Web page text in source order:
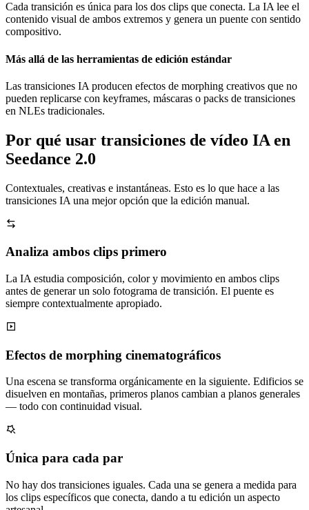
Cada transición es única para los dos clips que conecta. La IA lee el
contenido visual de ambos extremos y genera un puente con sentido
compositivo.
Más allá de las herramientas de edición estándar
Las transiciones IA producen efectos de morphing creativos que no
pueden replicarse con keyframes, máscaras o packs de transiciones
en NLEs tradicionales.
Por qué usar transiciones de vídeo IA en
Seedance 2.0
Contextuales, creativas e instantáneas. Esto es lo que hace a las
transiciones IA una mejor opción que la edición manual.
Analiza ambos clips primero
La IA estudia composición, color y movimiento en ambos clips
antes de generar un solo fotograma de transición. El puente es
siempre contextualmente apropiado.
Efectos de morphing cinematográficos
Una escena se transforma orgánicamente en la siguiente. Edificios se
disuelven en montañas, primeros planos cambian a planos generales
— todo con continuidad visual.
Única para cada par
No hay dos transiciones iguales. Cada una se genera a medida para
los clips específicos que conecta, dando a tu edición un aspecto